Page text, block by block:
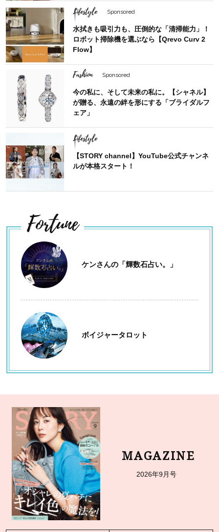
Lifestyle Sponsored
水拭きも吸引力も、圧倒的な「清掃能力」！
ロボット掃除機を選ぶなら【Qrevo Curv 2
Flow】
Fashion Sponsored
今の私に、そして未来の私に。【シャネル】
が贈る、永遠の絆を形にする「ブライダルフ
ェア」
Lifestyle
【STORY channel】YouTube公式チャンネ
ルが本格スタート！
Fortune
ケンさんの「輝数石占い。」
ボイジャータロット
MAGAZINE
2026年9月号